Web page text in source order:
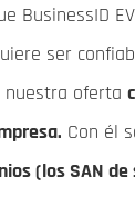
BusinessID
ser
nuestra oferta
Con él
(los SAN de